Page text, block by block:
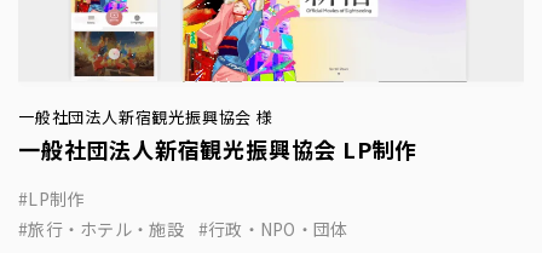
一般社団法人新宿観光振興協会 様
一般社団法人新宿観光振興協会 LP制作
LP制作
旅行・ホテル・施設
行政・NPO・団体